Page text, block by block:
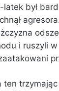
latek był
i ruszyli
ten